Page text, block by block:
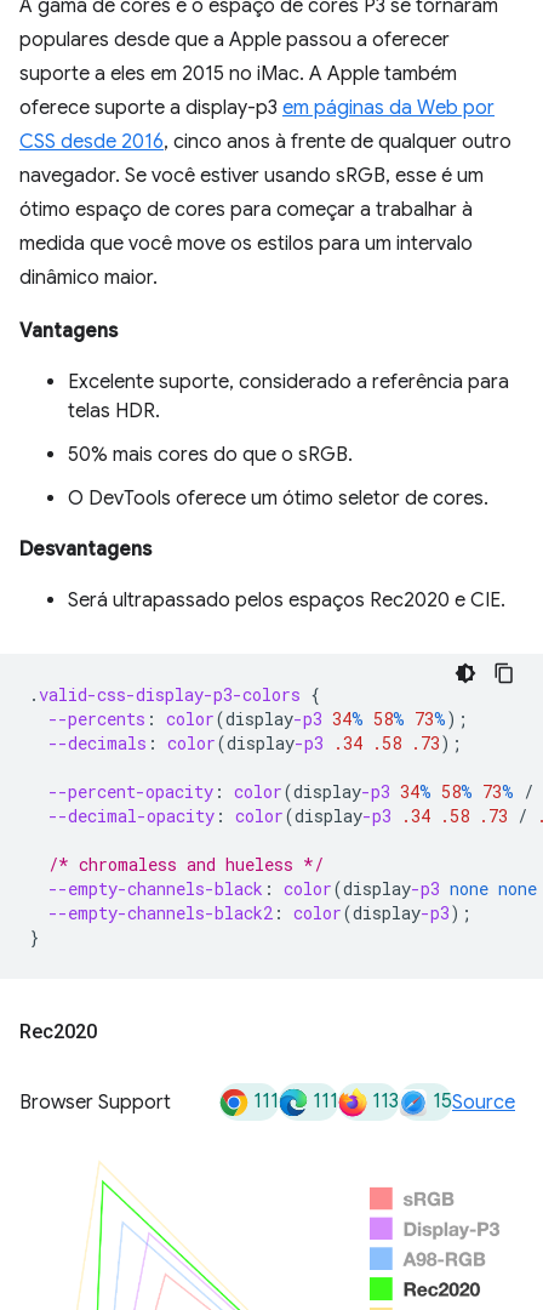
A gama de cores e o espaço de cores P3 se tornaram
populares desde que a Apple passou a oferecer
suporte a eles em 2015 no iMac. A Apple também
oferece suporte a display-p3 em páginas da Web por
CSS desde 2016, cinco anos à frente de qualquer outro
navegador. Se você estiver usando sRGB, esse é um
ótimo espaço de cores para começar a trabalhar à
medida que você move os estilos para um intervalo
dinâmico maior.
Vantagens
Excelente suporte, considerado a referência para
telas HDR.
50% mais cores do que o sRGB.
O DevTools oferece um ótimo seletor de cores.
Desvantagens
Será ultrapassado pelos espaços Rec2020 e CIE.
.valid-css-display-p3-colors {
--percents : color(display-p3 34% 58% 73%);
--decimals : color(display-p3 .34 .58 .73);
--percent-opacity : color(display-p3 34% 58% 73% /
--decimal-opacity : color(display-p3 .34 .58 .73 /
/* chromaless and hueless */
--empty-channels-black : color(display-p3 none none
--empty-channels-black2 : color(display-p3);
}
Rec2020
Browser Support 111 111 113 15Source